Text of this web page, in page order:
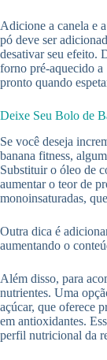
Adicione a canela e
pó deve ser
desativar seu efeito.
forno pré-aquecido a
pronto quando
Deixe Seu Bolo de
Se você deseja
banana fitness,
Substituir o óleo de
aumentar o teor de
monoinsaturadas,
Outra dica é
aumentando o
Além disso, para
nutrientes. Uma
açúcar, que oferece
em antioxidantes.
perfil nutricional da